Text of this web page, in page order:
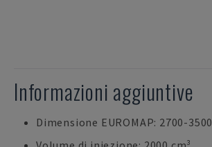
Informazioni aggiuntive
Dimensione EUROMAP: 2700-3500